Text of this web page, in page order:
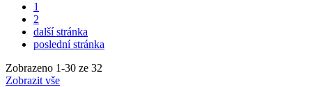
1
2
další stránka
poslední stránka
Zobrazeno 1-30 ze 32
Zobrazit vše